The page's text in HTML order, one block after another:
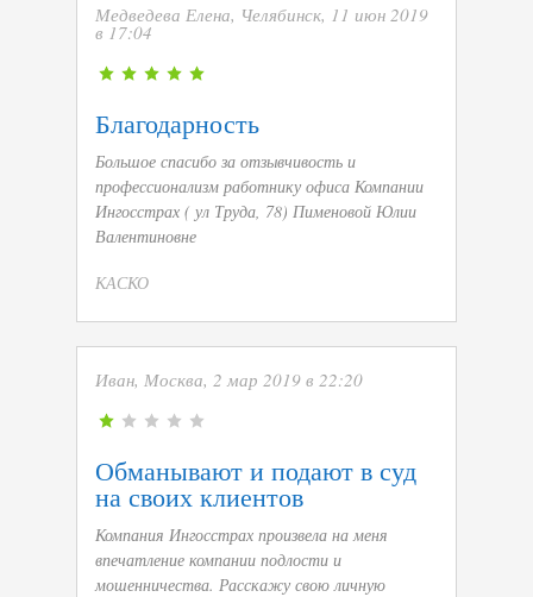
Медведева Елена, Челябинск, 11 июн 2019
в 17:04
Благодарность
Большое спасибо за отзывчивость и
профессионализм работнику офиса Компании
Ингосстрах ( ул Труда, 78) Пименовой Юлии
Валентиновне
КАСКО
Иван, Москва, 2 мар 2019 в 22:20
Обманывают и подают в суд
на своих клиентов
Компания Ингосстрах произвела на меня
впечатление компании подлости и
мошенничества. Расскажу свою личную